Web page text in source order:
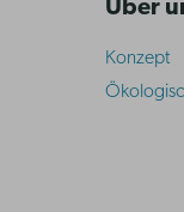
Über
Konzept